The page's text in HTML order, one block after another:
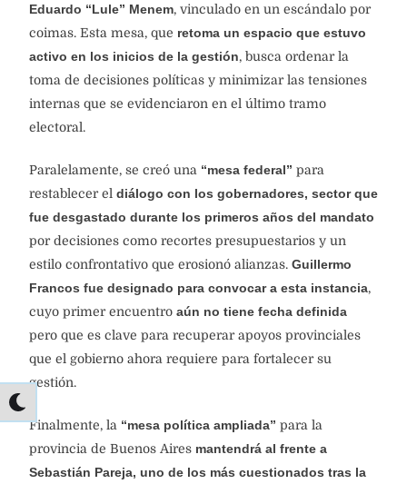
Eduardo “Lule” Menem, vinculado en un escándalo por
coimas. Esta mesa, que retoma un espacio que estuvo
activo en los inicios de la gestión, busca ordenar la
toma de decisiones políticas y minimizar las tensiones
internas que se evidenciaron en el último tramo
electoral.
Paralelamente, se creó una “mesa federal” para
restablecer el diálogo con los gobernadores, sector que
fue desgastado durante los primeros años del mandato
por decisiones como recortes presupuestarios y un
estilo confrontativo que erosionó alianzas. Guillermo
Francos fue designado para convocar a esta instancia,
cuyo primer encuentro aún no tiene fecha definida
pero que es clave para recuperar apoyos provinciales
que el gobierno ahora requiere para fortalecer su
gestión.
Finalmente, la “mesa política ampliada” para la
provincia de Buenos Aires mantendrá al frente a
Sebastián Pareja, uno de los más cuestionados tras la